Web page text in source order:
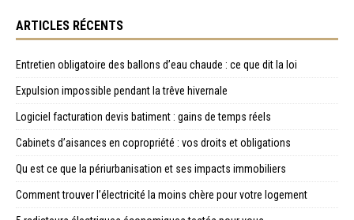
ARTICLES RÉCENTS
Entretien obligatoire des ballons d’eau chaude : ce que dit la loi
Expulsion impossible pendant la trêve hivernale
Logiciel facturation devis batiment : gains de temps réels
Cabinets d’aisances en copropriété : vos droits et obligations
Qu est ce que la périurbanisation et ses impacts immobiliers
Comment trouver l’électricité la moins chère pour votre logement